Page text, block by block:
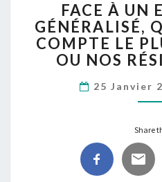
À
FACE À UN
GÉNÉRALISÉ,
COMPTE LE
OU NOS
25 Janvier
Share